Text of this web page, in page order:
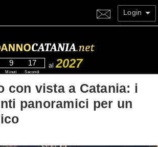
Login
9
Minuti
16
Secondi
al 2027
con vista a Catania: i
panoramici per un